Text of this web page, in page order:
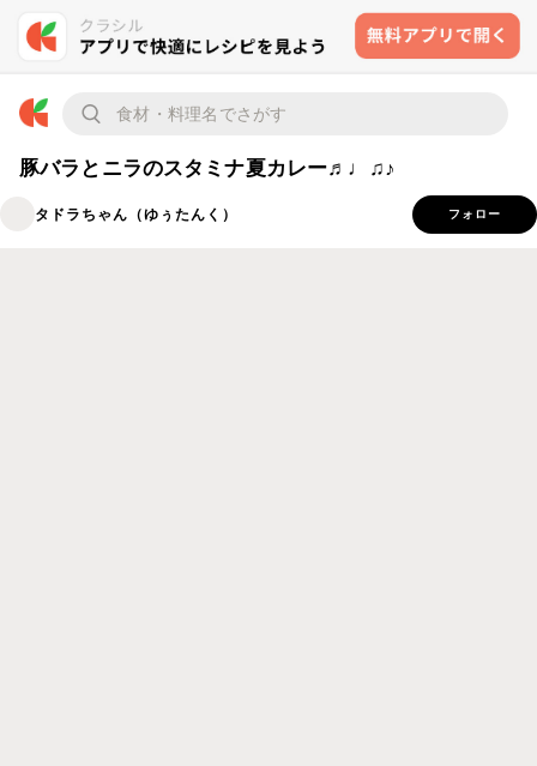
豚バラとニラのスタミナ夏カレー♬♩♫♪
タドラちゃん（ゆぅたんく） フォロー